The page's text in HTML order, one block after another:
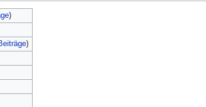
)
)